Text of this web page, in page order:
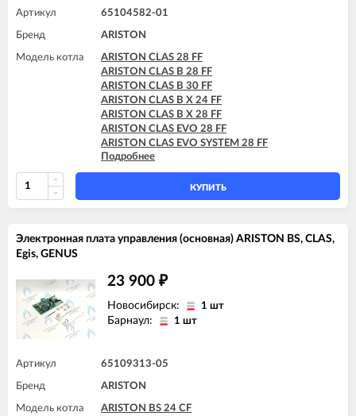
Артикул 65104582-01
Бренд ARISTON
Модель котла
ARISTON CLAS 28 FF
ARISTON CLAS B 28 FF
ARISTON CLAS B 30 FF
ARISTON CLAS B X 24 FF
ARISTON CLAS B X 28 FF
ARISTON CLAS EVO 28 FF
ARISTON CLAS EVO SYSTEM 28 FF
ARISTON CLAS SYSTEM 28 FF
ARISTON GENUS 28 FF
ARISTON GENUS EVO 30 FF
Подробнее
КУПИТЬ
Электронная плата управления (основная) ARISTON BS, CLAS,
Egis, GENUS
23 900 ₽
Новосибирск: 1 шт
Барнаул: 1 шт
Артикул 65109313-05
Бренд ARISTON
Модель котла
ARISTON BS 24 CF